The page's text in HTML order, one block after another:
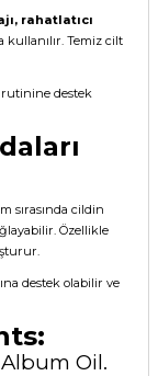
rahatlatıcı
kullanılır. Temiz cilt
rutinine destek
sırasında cildin
Özellikle
destek olabilir ve
Oil.